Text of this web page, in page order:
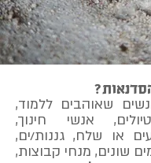
שאוהבים ללמוד,
אנשי חינוך,
או שלח, גננות/ים,
שונים, מנחי קבוצות,